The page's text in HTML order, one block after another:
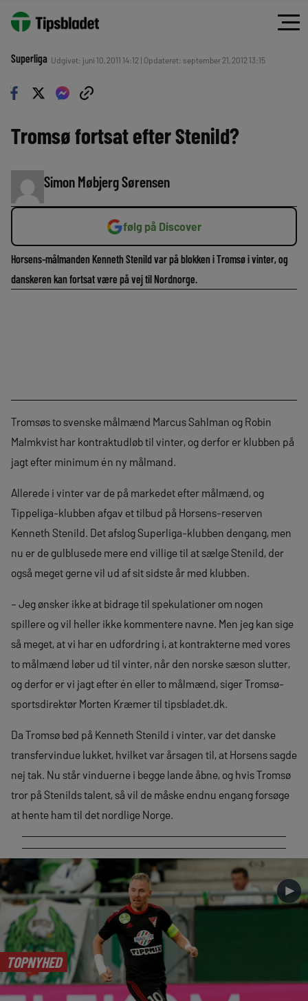
Superliga Udgivet: juni 10, 2011 14:12 | Opdateret: september 21, 2012 13:15
Tromsø fortsat efter Stenild?
Simon Møbjerg Sørensen
følg på Discover
Horsens-målmanden Kenneth Stenild var på blokken i Tromsø i vinter, og
danskeren kan fortsat være på vej til Nordnorge.
Tromsøs to svenske målmænd Marcus Sahlman og Robin
Malmkvist har kontraktudløb til vinter, og derfor er klubben på
jagt efter minimum én ny målmand.
Allerede i vinter var de på markedet efter målmænd, og
Tippeliga-klubben afgav et tilbud på Horsens-reserven
Kenneth Stenild. Det afslog Superliga-klubben dengang, men
nu er de gulblusede mere end villige til at sælge Stenild, der
også meget gerne vil ud af sit sidste år med klubben.
– Jeg ønsker ikke at bidrage til spekulationer om nogen
spillere og vil heller ikke kommentere navne. Men jeg kan sige
så meget, at vi har en udfordring i, at kontrakterne med vores
to målmænd løber ud til vinter, når den norske sæson slutter,
og derfor er vi jagt efter én eller to målmænd, siger Tromsø-
sportsdirektør Morten Kræmer til tipsbladet.dk.
Da Tromsø bød på Kenneth Stenild i vinter, var det danske
transfervindue lukket, hvilket var årsagen til, at Horsens sagde
nej tak. Nu står vinduerne i begge lande åbne, og hvis Tromsø
tror på Stenilds talent, så vil de måske endnu engang forsøge
at hente ham til det nordlige Norge.
TOPNYHED
►